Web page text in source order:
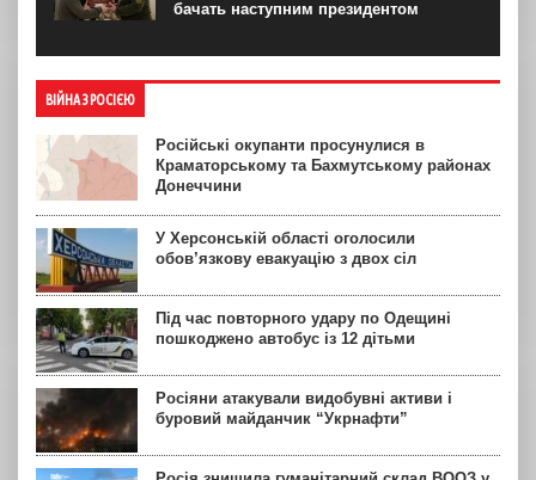
бачать наступним президентом
ВІЙНА З РОСІЄЮ
Російські окупанти просунулися в
Краматорському та Бахмутському районах
Донеччини
У Херсонській області оголосили
обов’язкову евакуацію з двох сіл
Під час повторного удару по Одещині
пошкоджено автобус із 12 дітьми
Росіяни атакували видобувні активи і
буровий майданчик “Укрнафти”